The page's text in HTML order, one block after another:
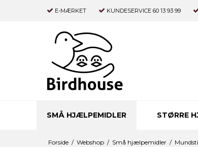
E-MÆRKET KUNDESERVICE 60 13 93 99
SMÅ HJÆLPEMIDLER STØRRE
Forside / Webshop / Små hjælpemidler /